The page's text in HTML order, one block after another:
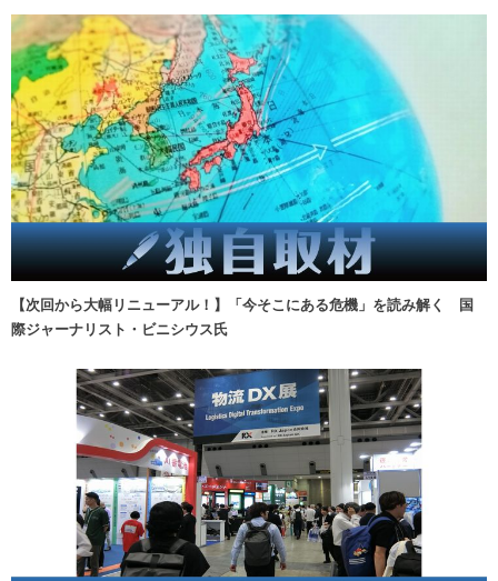
【次回から大幅リニューアル！】「今そこにある危機」を読み解く 国
際ジャーナリスト・ビニシウス氏